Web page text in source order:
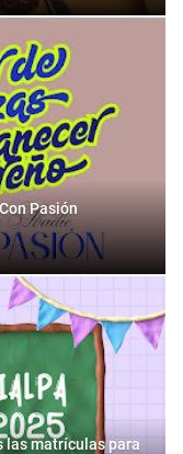
Pasión
las matrículas para